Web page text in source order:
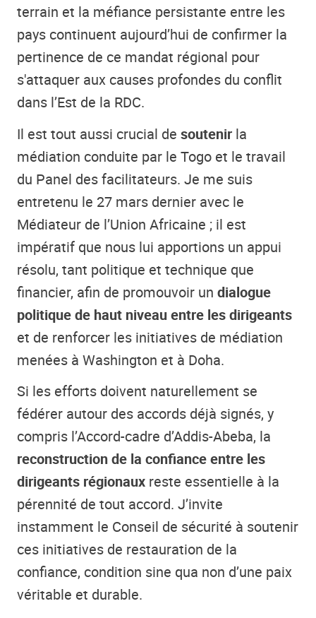
terrain et la méfiance persistante entre les
pays continuent aujourd’hui de confirmer la
pertinence de ce mandat régional pour
s'attaquer aux causes profondes du conflit
dans l’Est de la RDC.
Il est tout aussi crucial de soutenir la
médiation conduite par le Togo et le travail
du Panel des facilitateurs. Je me suis
entretenu le 27 mars dernier avec le
Médiateur de l’Union Africaine ; il est
impératif que nous lui apportions un appui
résolu, tant politique et technique que
financier, afin de promouvoir un dialogue
politique de haut niveau entre les dirigeants
et de renforcer les initiatives de médiation
menées à Washington et à Doha.
Si les efforts doivent naturellement se
fédérer autour des accords déjà signés, y
compris l’Accord-cadre d’Addis-Abeba, la
reconstruction de la confiance entre les
dirigeants régionaux reste essentielle à la
pérennité de tout accord. J’invite
instamment le Conseil de sécurité à soutenir
ces initiatives de restauration de la
confiance, condition sine qua non d’une paix
véritable et durable.